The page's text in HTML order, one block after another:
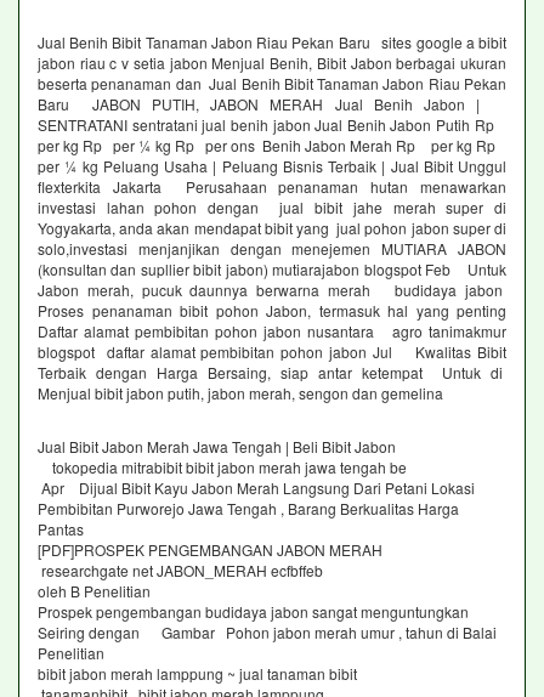
Jual Benih Bibit Tanaman Jabon Riau Pekan Baru sites google a bibit
jabon riau c v setia jabon Menjual Benih, Bibit Jabon berbagai ukuran
beserta penanaman dan Jual Benih Bibit Tanaman Jabon Riau Pekan
Baru JABON PUTIH, JABON MERAH Jual Benih Jabon |
SENTRATANI sentratani jual benih jabon Jual Benih Jabon Putih Rp
per kg Rp per ¼ kg Rp per ons Benih Jabon Merah Rp per kg Rp
per ¼ kg Peluang Usaha | Peluang Bisnis Terbaik | Jual Bibit Unggul
flexterkita Jakarta Perusahaan penanaman hutan menawarkan
investasi lahan pohon dengan jual bibit jahe merah super di
Yogyakarta, anda akan mendapat bibit yang jual pohon jabon super di
solo,investasi menjanjikan dengan menejemen MUTIARA JABON
(konsultan dan supllier bibit jabon) mutiarajabon blogspot Feb Untuk
Jabon merah, pucuk daunnya berwarna merah budidaya jabon
Proses penanaman bibit pohon Jabon, termasuk hal yang penting
Daftar alamat pembibitan pohon jabon nusantara agro tanimakmur
blogspot daftar alamat pembibitan pohon jabon Jul Kwalitas Bibit
Terbaik dengan Harga Bersaing, siap antar ketempat Untuk di
Menjual bibit jabon putih, jabon merah, sengon dan gemelina
Jual Bibit Jabon Merah Jawa Tengah | Beli Bibit Jabon
tokopedia mitrabibit bibit jabon merah jawa tengah be
Apr Dijual Bibit Kayu Jabon Merah Langsung Dari Petani Lokasi
Pembibitan Purworejo Jawa Tengah , Barang Berkualitas Harga
Pantas
[PDF]PROSPEK PENGEMBANGAN JABON MERAH
researchgate net JABON_MERAH ecfbffeb
oleh B Penelitian
Prospek pengembangan budidaya jabon sangat menguntungkan
Seiring dengan Gambar Pohon jabon merah umur , tahun di Balai
Penelitian
bibit jabon merah lamppung ~ jual tanaman bibit